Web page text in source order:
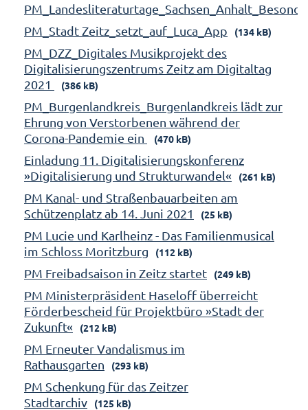
PM_Stadt Zeitz_setzt_auf_Luca_App
(134 kB)
PM_DZZ_Digitales Musikprojekt des
Digitalisierungszentrums Zeitz am Digitaltag
2021
(386 kB)
PM_Burgenlandkreis_Burgenlandkreis lädt zur
Ehrung von Verstorbenen während der
Corona-Pandemie ein
(470 kB)
Einladung 11. Digitalisierungskonferenz
»Digitalisierung und Strukturwandel«
(261 kB)
PM Kanal- und Straßenbauarbeiten am
Schützenplatz ab 14. Juni 2021
(25 kB)
PM Lucie und Karlheinz - Das Familienmusical
im Schloss Moritzburg
(112 kB)
PM Freibadsaison in Zeitz startet (249 kB)
PM Ministerpräsident Haseloff überreicht
Förderbescheid für Projektbüro »Stadt der
Zukunft«
(212 kB)
PM Erneuter Vandalismus im
Rathausgarten
(293 kB)
PM Schenkung für das Zeitzer
Stadtarchiv
(125 kB)